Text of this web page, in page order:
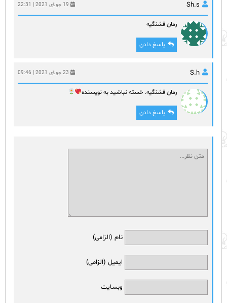
Sh.s 19 جولای 2021 | 22:31
رمان قشنگیه
پاسخ دادن
S.h 23 جولای 2021 | 09:46
رمان قشنگیه. خسته نباشید به نویسنده
پاسخ دادن
نام (الزامی)
ایمیل (الزامی)
وبسایت